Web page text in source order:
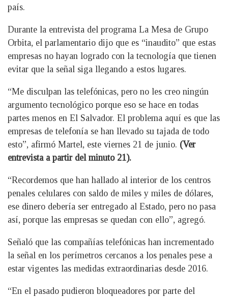
país.
Durante la entrevista del programa La Mesa de Grupo
Orbita, el parlamentario dijo que es “inaudito” que estas
empresas no hayan logrado con la tecnología que tienen
evitar que la señal siga llegando a estos lugares.
“Me disculpan las telefónicas, pero no les creo ningún
argumento tecnológico porque eso se hace en todas
partes menos en El Salvador. El problema aquí es que las
empresas de telefonía se han llevado su tajada de todo
esto”, afirmó Martel, este viernes 21 de junio. (Ver
entrevista a partir del minuto 21).
“Recordemos que han hallado al interior de los centros
penales celulares con saldo de miles y miles de dólares,
ese dinero debería ser entregado al Estado, pero no pasa
así, porque las empresas se quedan con ello”, agregó.
Señaló que las compañías telefónicas han incrementado
la señal en los perímetros cercanos a los penales pese a
estar vigentes las medidas extraordinarias desde 2016.
“En el pasado pudieron bloqueadores por parte del